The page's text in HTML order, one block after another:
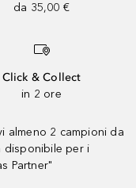
da 35,00 €
Click & Collect
in 2 ore
almeno 2 campioni da
disponibile per i
Partner"